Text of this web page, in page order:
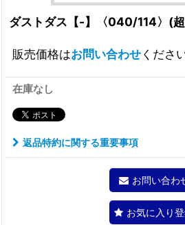
ダストダス【-】〈040/114〉(
販売価格はお問い合わせください
在庫なし
返品特約に関する重要事項
お問い合わ
お気に入り